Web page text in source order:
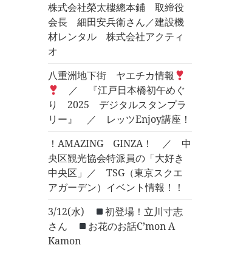
株式会社榮太樓總本鋪 取締役
会長 細田安兵衛さん／建設機
材レンタル 株式会社アクティ
オ
八重洲地下街 ヤエチカ情報
／ 『江戸日本橋初午めぐ
り 2025 デジタルスタンプラ
リー』 ／ レッツEnjoy講座！
！AMAZING GINZA！ ／ 中
央区観光協会特派員の「大好き
中央区」／ TSG（東京スクエ
アガーデン）イベント情報！！
3/12(水)
初登場！立川寸志
さん
お花のお話C’mon A
Kamon